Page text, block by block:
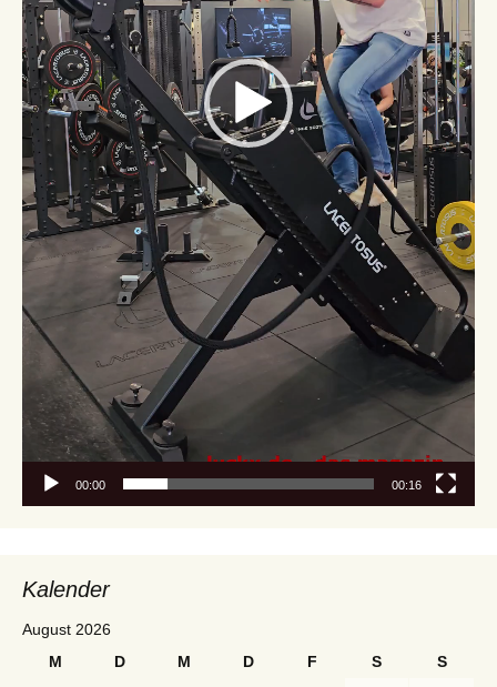
00:00 00:16
Kalender
August 2026
M
D M D F S
S